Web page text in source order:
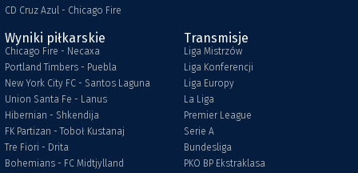
CD Cruz Azul - Chicago Fire
Wyniki piłkarskie
Chicago Fire - Necaxa
Portland Timbers - Puebla
New York City FC - Santos Laguna
Union Santa Fe - Lanus
Hibernian - Shkendija
FK Partizan - Toboł Kustanaj
Tre Fiori - Drita
Bohemians - FC Midtjylland
Transmisje
Liga Mistrzów
Liga Konferencji
Liga Europy
La Liga
Premier League
Serie A
Bundesliga
PKO BP Ekstraklasa